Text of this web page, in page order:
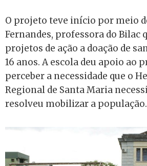
O projeto teve início por meio
Fernandes, professora do Bilac
projetos de ação a doação de
16 anos. A escola deu apoio ao
perceber a necessidade que o
Regional de Santa Maria
resolveu mobilizar a população.